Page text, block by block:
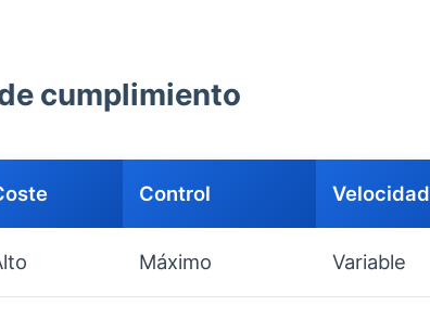
cumplimiento
Control Velocidad
Máximo Variable